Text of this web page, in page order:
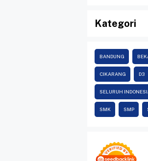
Kategori
BANDUNG
CIKARANG D3
SELURUH
SMK SMP